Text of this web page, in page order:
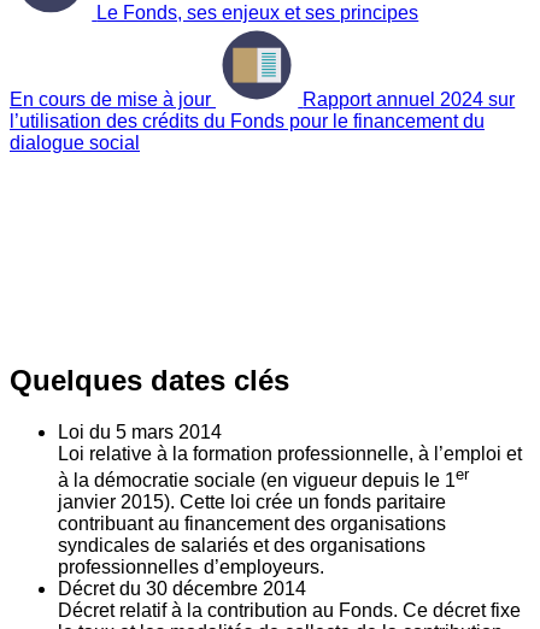
Le Fonds, ses enjeux et ses principes
En cours de mise à jour
Rapport annuel 2024 sur
l’utilisation des crédits du Fonds pour le financement du
dialogue social
Quelques dates clés
Loi du 5 mars 2014
Loi relative à la formation professionnelle, à l’emploi et
à la démocratie sociale (en vigueur depuis le 1er
janvier 2015). Cette loi crée un fonds paritaire
contribuant au financement des organisations
syndicales de salariés et des organisations
professionnelles d’employeurs.
Décret du 30 décembre 2014
Décret relatif à la contribution au Fonds. Ce décret fixe